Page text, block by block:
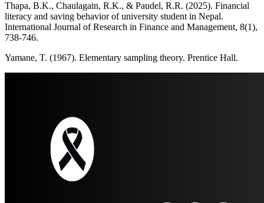
Thapa, B.K., Chaulagain, R.K., & Paudel, R.R. (2025). Financial
literacy and saving behavior of university student in Nepal.
International Journal of Research in Finance and Management, 8(1),
738-746.
Yamane, T. (1967). Elementary sampling theory. Prentice Hall.